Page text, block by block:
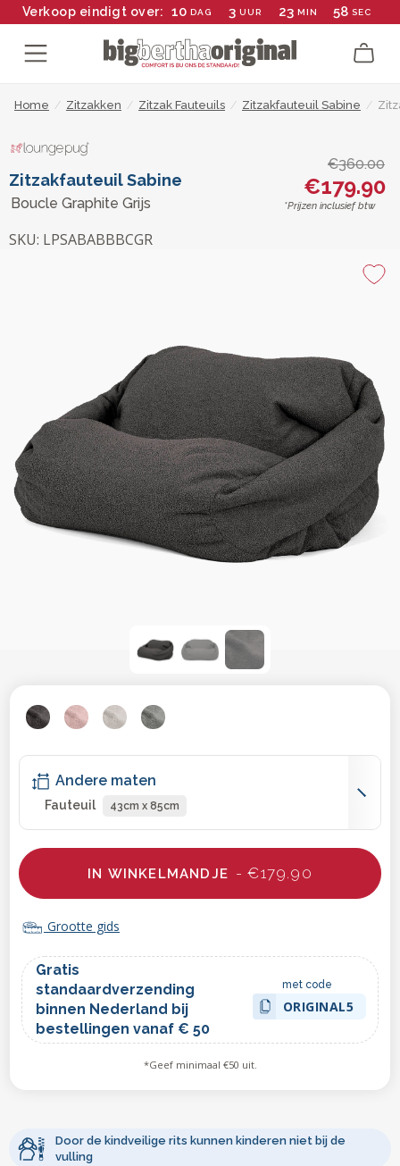
Verkoop eindigt over: 10 DAG 3 UUR 23 MIN 58 SEC
Home / Zitzakken / Zitzak Fauteuils / Zitzakfauteuil Sabine /
Zitzakfauteuil Sabine
Boucle Graphite Grijs
€360.00
€179.90
*Prijzen inclusief btw
SKU: LPSABABBBCGR
Andere maten
Fauteuil 43cm x 85cm
IN WINKELMANDJE - €179.90
Grootte gids
Gratis
standaardverzending
binnen Nederland bij
bestellingen vanaf € 50
met code
ORIGINAL5
*Geef minimaal €50 uit.
Door de kindveilige rits kunnen kinderen niet bij de
vulling